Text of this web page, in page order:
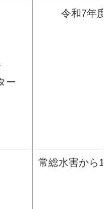
ー
令和7年度
常総水害から